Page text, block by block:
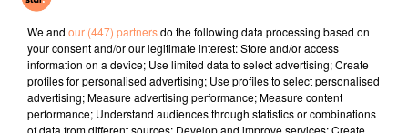
One Track Mind
l'horoscope
We and our (447) partnersdo the following data processing based on
your consent and/or our legitimate interest: Store and/or access
information on a device; Use limited data to select advertising; Create
profiles for personalised advertising; Use profiles to select personalised
advertising; Measure advertising performance; Measure content
performance; Understand audiences through statistics or combinations
of data from different sources; Develop and improve services; Create